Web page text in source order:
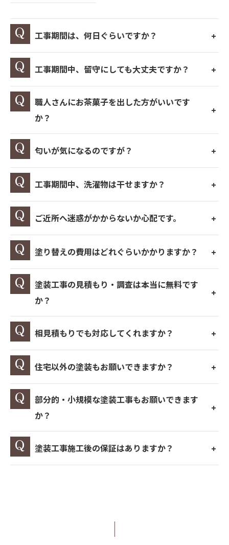
工事期間は、何日ぐらいですか？
工事期間中、留守にしても大丈夫ですか？
職人さんにお茶菓子を出した方がいいです
か？
匂いが気になるのですが？
工事期間中、洗濯物は干せますか？
ご近所へ迷惑がかからないか心配です。
塗り替えの費用はどれぐらいかかりますか？
塗装工事の見積もり・調査は本当に無料です
か？
相見積もりでも対応してくれますか？
住宅以外の塗装もお願いできますか？
部分的・小規模な塗装工事もお願いできます
か？
塗装工事施工後の保証はありますか？